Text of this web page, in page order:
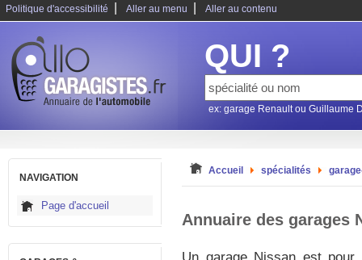
Politique d'accessibilité Aller au menu Aller au contenu
QUI ?
ex: garage Renault ou Guillaume
NAVIGATION
Page d'accueil
Accueil spécialités
Annuaire des garages